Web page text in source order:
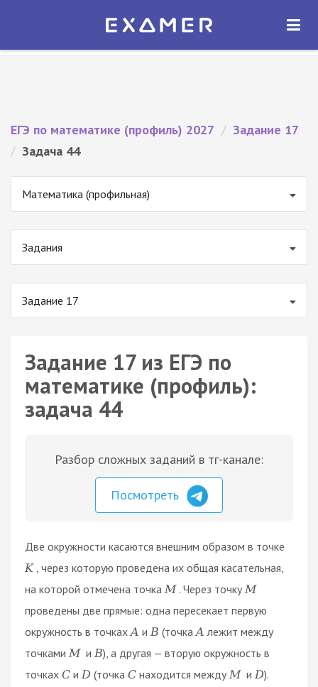
Экзамер — ЕГЭ 2027
ОТКРЫТЬ
ЕГЭ по математике (профиль) 2027 / Задание 17
/ Задача 44
Математика (профильная)
Задания
Задание 17
Задание 17 из ЕГЭ по
математике (профиль):
задача 44
Разбор сложных заданий в тг-канале:
Посмотреть
Две окружности касаются внешним образом в точке
K , через которую проведена их общая касательная,
на которой отмечена точка M . Через точку M
проведены две прямые: одна пересекает первую
окружность в точках A и B (точка A лежит между
точками M и B), а другая — вторую окружность в
точках C и D (точка C находится между M и D).